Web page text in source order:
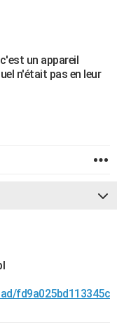
un appareil
n'était pas en leur
fd9a025bd113345c